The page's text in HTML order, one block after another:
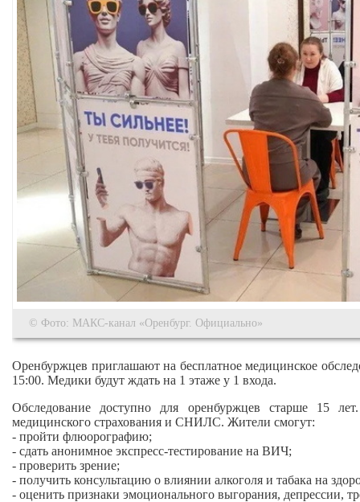
© Фото: МАКС-канал «Оренбург. Официально»
Оренбуржцев приглашают на бесплатное медицинское
15:00. Медики будут ждать на 1 этаже у 1 входа.
Обследование доступно для оренбуржцев старше 15
медицинского страхования и СНИЛС. Жители смогут:
- пройти флюорографию;
- сдать анонимное экспресс‑тестирование на ВИЧ;
- проверить зрение;
- получить консультацию о влиянии алкоголя и табака на
- оценить признаки эмоционального выгорания, депрессии,